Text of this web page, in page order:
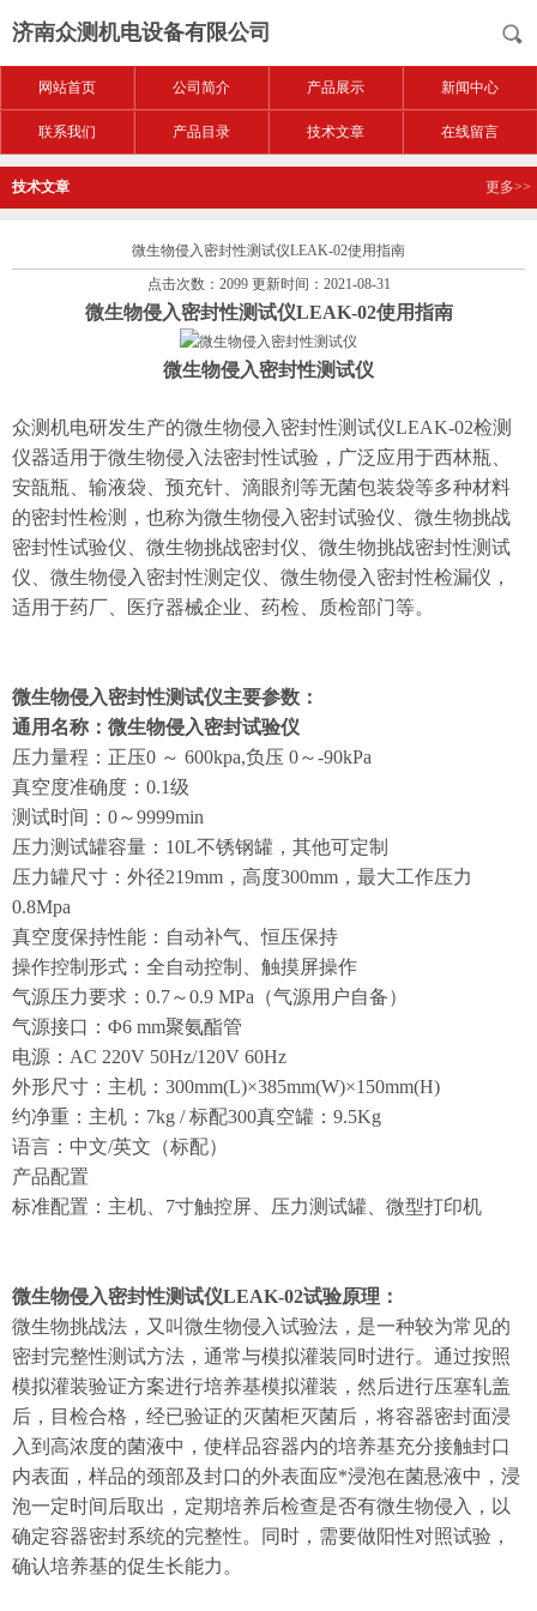
济南众测机电设备有限公司
网站首页 公司简介 产品展示 新闻中心
联系我们 产品目录 技术文章 在线留言
技术文章 更多>>
微生物侵入密封性测试仪LEAK-02使用指南
点击次数：2099 更新时间：2021-08-31
微生物侵入密封性测试仪LEAK-02使用指南
微生物侵入密封性测试仪
众测机电研发生产的微生物侵入密封性测试仪LEAK-02检测
仪器适用于微生物侵入法密封性试验，广泛应用于西林瓶、
安瓿瓶、输液袋、预充针、滴眼剂等无菌包装袋等多种材料
的密封性检测，也称为微生物侵入密封试验仪、 微生物挑战
密封性试验仪 、微生物挑战密封仪、微生物挑战密封性测试
仪、微生物侵入密封性测定仪、微生物侵入密封性检漏仪，
适用于药厂、医疗器械企业、药检、质检部门等。
微生物侵入密封性测试仪主要参数：
通用名称：微生物侵入密封试验仪
压力量程：正压0 ～ 600kpa,负压 0～-90kPa
真空度准确度：0.1级
测试时间：0～9999min
压力测试罐容量：10L不锈钢罐，其他可定制
压力罐尺寸：外径219mm，高度300mm，最大工作压力
0.8Mpa
真空度保持性能：自动补气、恒压保持
操作控制形式：全自动控制、触摸屏操作
气源压力要求：0.7～0.9 MPa（气源用户自备）
气源接口：Φ6 mm聚氨酯管
电源：AC 220V 50Hz/120V 60Hz
外形尺寸：主机：300mm(L)×385mm(W)×150mm(H)
约净重：主机：7kg / 标配300真空罐：9.5Kg
语言：中文/英文（标配）
产品配置
标准配置：主机、7寸触控屏、压力测试罐、微型打印机
微生物侵入密封性测试仪LEAK-02试验原理：
微生物挑战法，又叫微生物侵入试验法，是一种较为常见的
密封完整性测试方法，通常与模拟灌装同时进行。通过按照
模拟灌装验证方案进行培养基模拟灌装，然后进行压塞轧盖
后，目检合格，经已验证的灭菌柜灭菌后，将容器密封面浸
入到高浓度的菌液中，使样品容器内的培养基充分接触封口
内表面，样品的颈部及封口的外表面应*浸泡在菌悬液中，浸
泡一定时间后取出，定期培养后检查是否有微生物侵入，以
确定容器密封系统的完整性。同时，需要做阳性对照试验，
确认培养基的促生长能力。